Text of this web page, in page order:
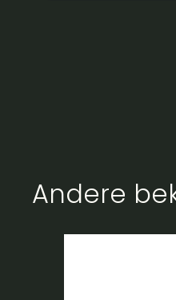
Andere